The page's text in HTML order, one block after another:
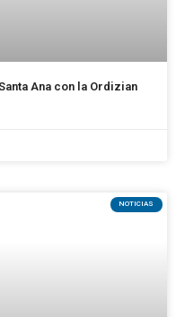
Ana con la Ordizian
NOTICIAS